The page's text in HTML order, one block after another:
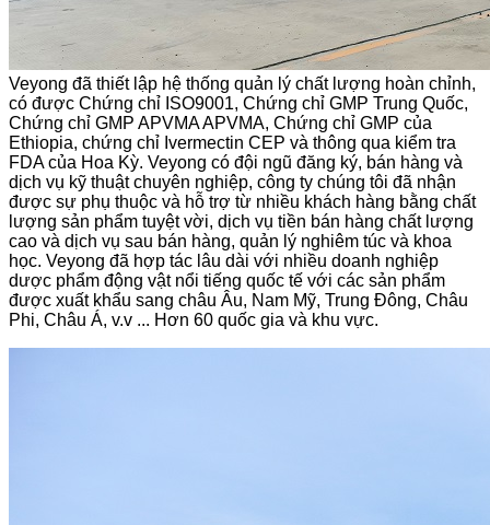
Veyong đã thiết lập hệ thống quản lý chất lượng hoàn chỉnh,
có được Chứng chỉ ISO9001, Chứng chỉ GMP Trung Quốc,
Chứng chỉ GMP APVMA APVMA, Chứng chỉ GMP của
Ethiopia, chứng chỉ Ivermectin CEP và thông qua kiểm tra
FDA của Hoa Kỳ. Veyong có đội ngũ đăng ký, bán hàng và
dịch vụ kỹ thuật chuyên nghiệp, công ty chúng tôi đã nhận
được sự phụ thuộc và hỗ trợ từ nhiều khách hàng bằng chất
lượng sản phẩm tuyệt vời, dịch vụ tiền bán hàng chất lượng
cao và dịch vụ sau bán hàng, quản lý nghiêm túc và khoa
học. Veyong đã hợp tác lâu dài với nhiều doanh nghiệp
dược phẩm động vật nổi tiếng quốc tế với các sản phẩm
được xuất khẩu sang châu Âu, Nam Mỹ, Trung Đông, Châu
Phi, Châu Á, v.v ... Hơn 60 quốc gia và khu vực.